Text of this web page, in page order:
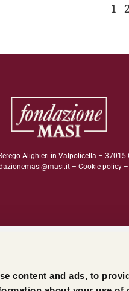
content and ads, to
1
Alighieri in Valpolicella – 37015
– Cookie policy–